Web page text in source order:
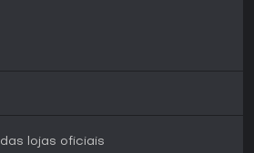
lojas oficiais